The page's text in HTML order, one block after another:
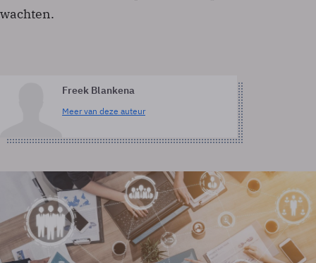
wachten.
Freek Blankena
Meer van deze auteur